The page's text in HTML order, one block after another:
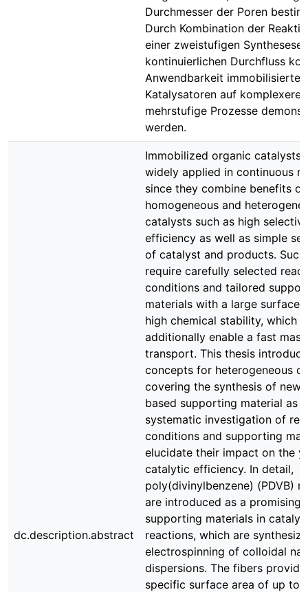
Durchmesser der Poren
Durch Kombination der
einer zweistufigen
kontinuierlichen Durchfluss
Anwendbarkeit immobilisierter
Katalysatoren auf komplexere,
mehrstufige Prozesse
werden.
dc.description.abstract
Immobilized organic catalysts
widely applied in continuous
since they combine benefits of
homogeneous and
catalysts such as high
efficiency as well as simple
of catalyst and products. Such
require carefully selected
conditions and tailored
materials with a large surface
high chemical stability, which
additionally enable a fast mass
transport. This thesis
concepts for heterogeneous
covering the synthesis of new,
based supporting material as
systematic investigation of
conditions and supporting
elucidate their impact on the
catalytic efficiency. In detail,
poly(divinylbenzene) (PDVB)
are introduced as a promising
supporting materials in
reactions, which are
electrospinning of colloidal
dispersions. The fibers
specific surface area of up to